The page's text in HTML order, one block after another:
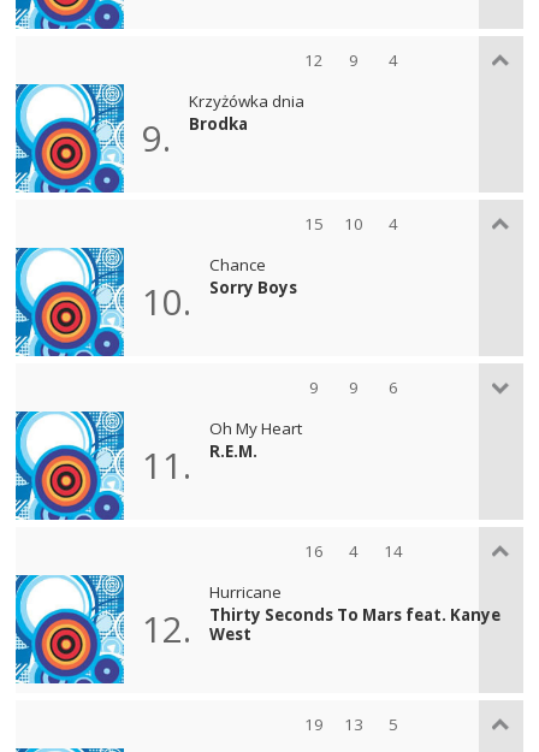
12 9 4
9.
Krzyżówka dnia
Brodka
15 10 4
10.
Chance
Sorry Boys
9 9 6
11.
Oh My Heart
R.E.M.
16 4 14
12.
Hurricane
Thirty Seconds To Mars feat. Kanye
West
19 13 5